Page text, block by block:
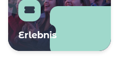
Erlebnis